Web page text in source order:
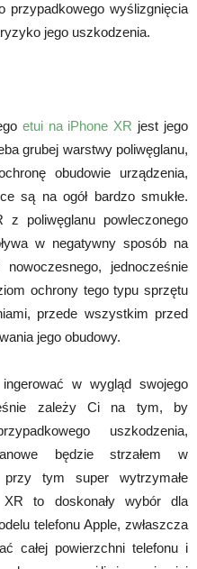
przypadkowego wyślizgnięcia
jego uszkodzenia.
etui na iPhone XR jest jego
grubej warstwy poliwęglanu,
obudowie urządzenia,
są na ogół bardzo smukłe.
z poliwęglanu powleczonego
w negatywny sposób na
jednocześnie
ochrony tego typu sprzętu
przede wszystkim przed
jego obudowy.
w wygląd swojego
zależy Ci na tym, by
uszkodzenia,
będzie strzałem w
tym super wytrzymałe
to doskonały wybór dla
telefonu Apple, zwłaszcza
całej powierzchni telefonu i